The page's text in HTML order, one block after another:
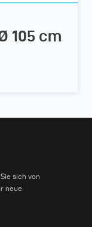
105 cm
sich von
neue